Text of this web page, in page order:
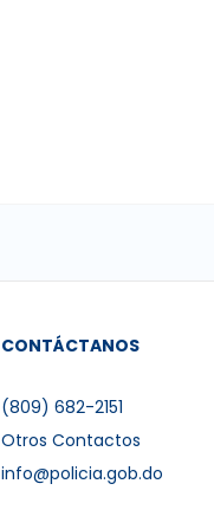
CONTÁCTANOS
(809) 682-2151
Otros Contactos
info@policia.gob.do